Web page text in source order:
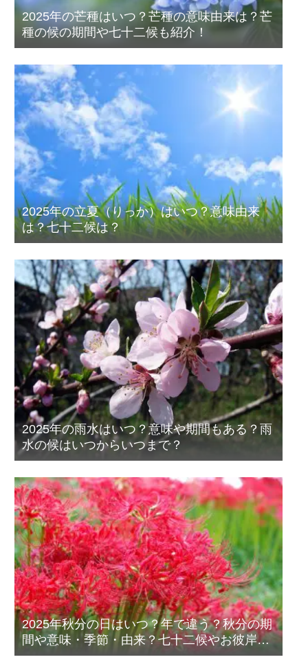
2025年の芒種はいつ？芒種の意味由来は？芒
種の候の期間や七十二候も紹介！
2025年の立夏（りっか）はいつ？意味由来
は？七十二候は？
2025年の雨水はいつ？意味や期間もある？雨
水の候はいつからいつまで？
2025年秋分の日はいつ？年で違う？秋分の期
間や意味・季節・由来？七十二候やお彼岸
も！